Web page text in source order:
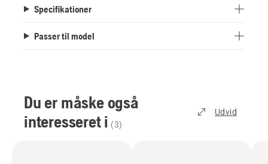
Specifikationer
Passer til model
Du er måske også
interesseret i (3)
Udvid